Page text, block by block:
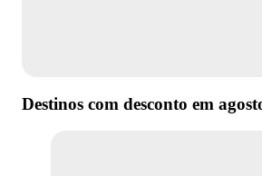
Destinos com desconto em